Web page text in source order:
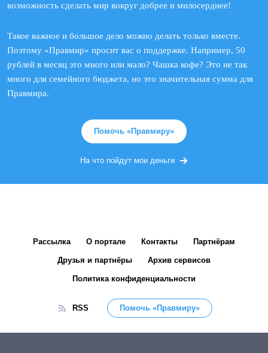
возможность сделать мир вокруг добрее и милосерднее!
Такое важное и большое дело можно делать только вместе.
Поэтому «Правмир» просит вас о поддержке. Например, 50
рублей в месяц это много или мало? Чашка кофе? Это не так
много для семейного бюджета, но это значительная сумма для
Правмира.
Помочь «Правмиру»
На что пойдут мои деньги
Рассылка О портале Контакты Партнёрам
Друзья и партнёры Архив сервисов
Политика конфиденциальности
RSS Помочь «Правмиру»